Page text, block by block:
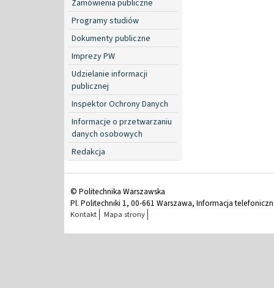
Zamówienia publiczne
Programy studiów
Dokumenty publiczne
Imprezy PW
Udzielanie informacji
publicznej
Inspektor Ochrony Danych
Informacje o przetwarzaniu
danych osobowych
Redakcja
© Politechnika Warszawska
Pl. Politechniki 1, 00-661 Warszawa, Informacja
Kontakt Mapa strony